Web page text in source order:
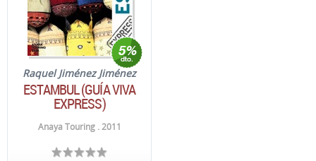
Raquel Jiménez Jiménez
ESTAMBUL (GUÍA VIVA
EXPRESS)
Anaya Touring . 2011